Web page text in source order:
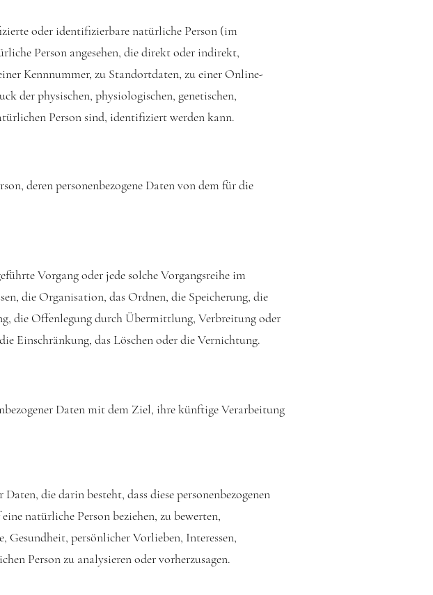
oder identifizierbare natürliche Person (im
Person angesehen, die direkt oder indirekt,
Kennnummer, zu Standortdaten, zu einer Online-
der physischen, physiologischen, genetischen,
Person sind, identifiziert werden kann.
deren personenbezogene Daten von dem für die
Vorgang oder jede solche Vorgangsreihe im
die Organisation, das Ordnen, die Speicherung, die
die Offenlegung durch Übermittlung, Verbreitung oder
Einschränkung, das Löschen oder die Vernichtung.
Daten mit dem Ziel, ihre künftige Verarbeitung
die darin besteht, dass diese personenbezogenen
natürliche Person beziehen, zu bewerten,
persönlicher Vorlieben, Interessen,
Person zu analysieren oder vorherzusagen.